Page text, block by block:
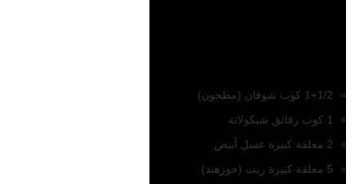
1+1/2 كوب شوفان (مطحون)
1 كوب رقائق شيكولاتة
2 معلقة كبيرة عسل أبيض
5 معلقة كبيرة زيت (جوزهند)